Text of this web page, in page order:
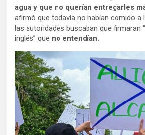
agua y que no querían entregarles
afirmó que todavía no habían comido a
las autoridades buscaban que firmaran
inglés” que no entendían.